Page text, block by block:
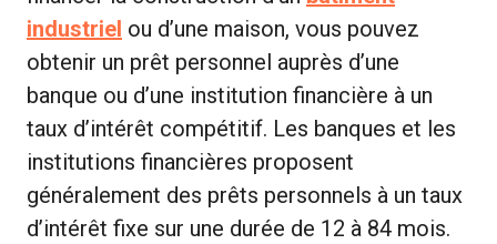
industriel ou d’une maison, vous pouvez
obtenir un prêt personnel auprès d’une
banque ou d’une institution financière à un
taux d’intérêt compétitif. Les banques et les
institutions financières proposent
généralement des prêts personnels à un taux
d’intérêt fixe sur une durée de 12 à 84 mois.